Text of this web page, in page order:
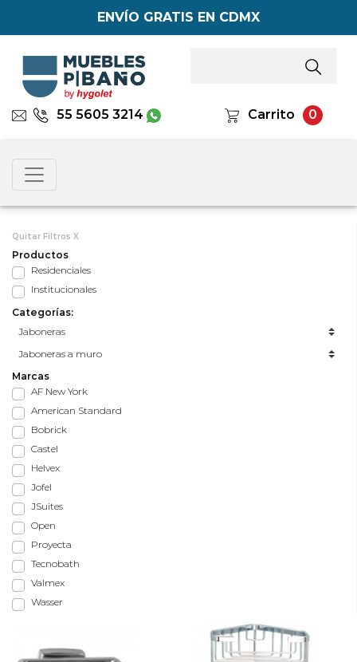
ENVÍO GRATIS EN CDMX
55 5605 3214 Carrito 0
Quitar Filtros X
Productos
Residenciales
Institucionales
Categorías:
Marcas
AF New York
American Standard
Bobrick
Castel
Helvex
Jofel
JSuites
Open
Proyecta
Tecnobath
Valmex
Wasser